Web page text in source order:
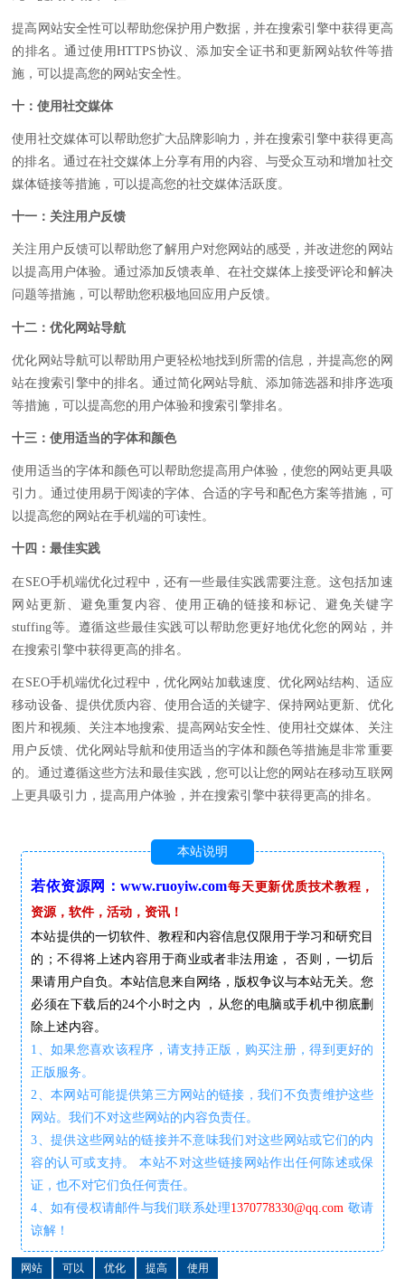
提高网站安全性可以帮助您保护用户数据，并在搜索引擎中获得更高
的排名。通过使用HTTPS协议、添加安全证书和更新网站软件等措
施，可以提高您的网站安全性。
十：使用社交媒体
使用社交媒体可以帮助您扩大品牌影响力，并在搜索引擎中获得更高
的排名。通过在社交媒体上分享有用的内容、与受众互动和增加社交
媒体链接等措施，可以提高您的社交媒体活跃度。
十一：关注用户反馈
关注用户反馈可以帮助您了解用户对您网站的感受，并改进您的网站
以提高用户体验。通过添加反馈表单、在社交媒体上接受评论和解决
问题等措施，可以帮助您积极地回应用户反馈。
十二：优化网站导航
优化网站导航可以帮助用户更轻松地找到所需的信息，并提高您的网
站在搜索引擎中的排名。通过简化网站导航、添加筛选器和排序选项
等措施，可以提高您的用户体验和搜索引擎排名。
十三：使用适当的字体和颜色
使用适当的字体和颜色可以帮助您提高用户体验，使您的网站更具吸
引力。通过使用易于阅读的字体、合适的字号和配色方案等措施，可
以提高您的网站在手机端的可读性。
十四：最佳实践
在SEO手机端优化过程中，还有一些最佳实践需要注意。这包括加速
网站更新、避免重复内容、使用正确的链接和标记、避免关键字
stuffing等。遵循这些最佳实践可以帮助您更好地优化您的网站，并
在搜索引擎中获得更高的排名。
在SEO手机端优化过程中，优化网站加载速度、优化网站结构、适应
移动设备、提供优质内容、使用合适的关键字、保持网站更新、优化
图片和视频、关注本地搜索、提高网站安全性、使用社交媒体、关注
用户反馈、优化网站导航和使用适当的字体和颜色等措施是非常重要
的。通过遵循这些方法和最佳实践，您可以让您的网站在移动互联网
上更具吸引力，提高用户体验，并在搜索引擎中获得更高的排名。
本站说明
若依资源网：www.ruoyiw.com每天更新优质技术教程，
资源，软件，活动，资讯！
本站提供的一切软件、教程和内容信息仅限用于学习和研究目
的；不得将上述内容用于商业或者非法用途， 否则，一切后
果请用户自负。本站信息来自网络，版权争议与本站无关。您
必须在下载后的24个小时之内 ，从您的电脑或手机中彻底删
除上述内容。
1、如果您喜欢该程序，请支持正版，购买注册，得到更好的
正版服务。
2、本网站可能提供第三方网站的链接，我们不负责维护这些
网站。我们不对这些网站的内容负责任。
3、提供这些网站的链接并不意味我们对这些网站或它们的内
容的认可或支持。 本站不对这些链接网站作出任何陈述或保
证，也不对它们负任何责任。
4、如有侵权请邮件与我们联系处理1370778330@qq.com 敬请
谅解！
网站 可以 优化 提高 使用